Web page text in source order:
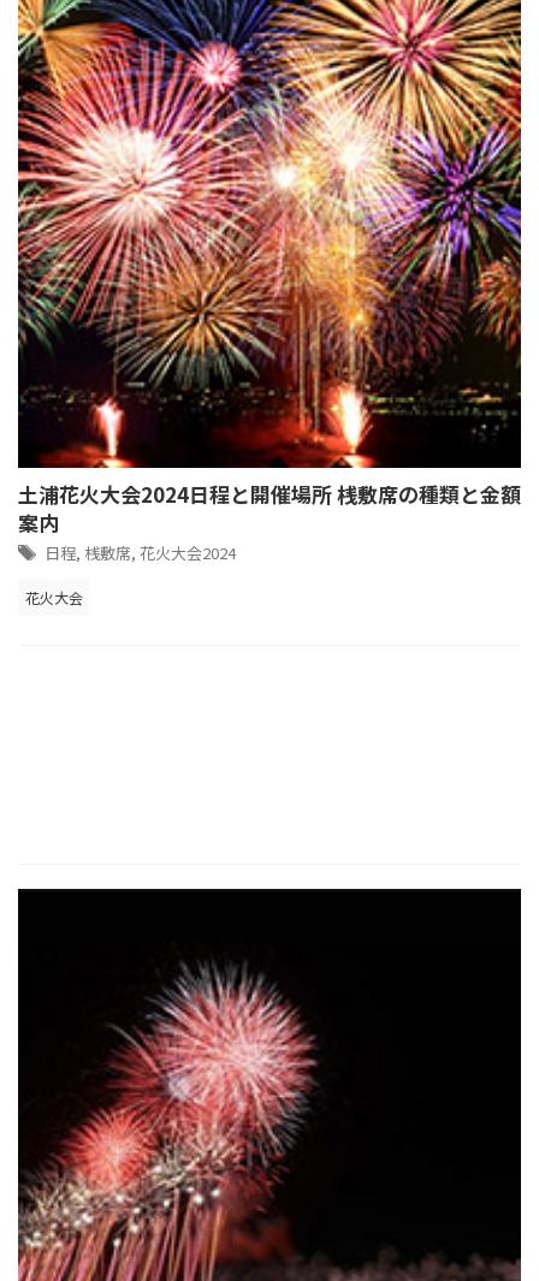
土浦花火大会2024日程と開催場所 桟敷席の種類と金額
案内
日程, 桟敷席, 花火大会2024
花火大会